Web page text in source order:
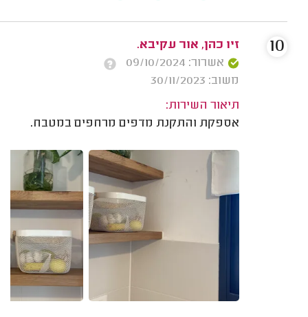
זיו כהן, אור עקיבא.
אשרור: 09/10/2024
משוב: 30/11/2023
תיאור השירות:
אספקת והתקנת מדפים מרחפים במטבח.
10